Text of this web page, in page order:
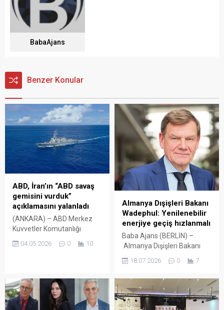
BabaAjans
Benzer Konular
ABD, İran’ın “ABD savaş
gemisini vurduk”
açıklamasını yalanladı
(ANKARA) – ABD Merkez
Kuvvetler Komutanlığı
(CENTCOM), İran’ın ABD’ye
ait bir destroyer gemisini iki
CENTCOM’un sosyal medya
hesabından yapılan
açıklamada, “Hiçbir ABD
04.05.2026 0 10
Almanya Dışişleri Bakanı
Wadephul: Yenilenebilir
enerjiye geçiş hızlanmalı
Baba Ajans (BERLİN) –
Almanya Dışişleri Bakanı
Johann Wadephul, İran’da
devam eden savaş ve
gelişmeler nedeniyle
yenilenebilir enerjiye geçişin
hızlandırılması gerektiğini
18.07.2026 0 7